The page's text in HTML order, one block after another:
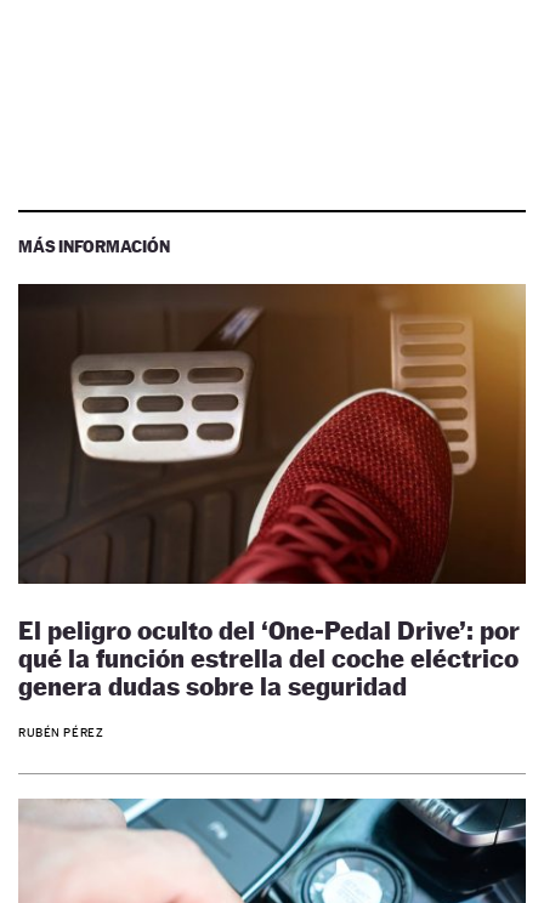
MÁS INFORMACIÓN
El peligro oculto del ‘One-Pedal Drive’: por
qué la función estrella del coche eléctrico
genera dudas sobre la seguridad
RUBÉN PÉREZ